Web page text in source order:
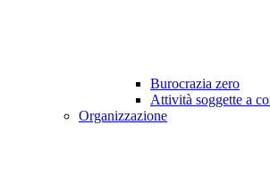
Burocrazia zero
Attività soggette a
Organizzazione